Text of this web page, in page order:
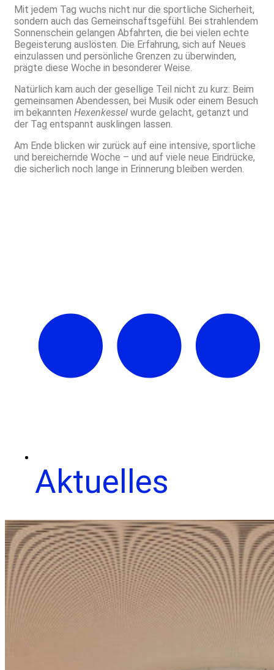
Mit jedem Tag wuchs nicht nur die sportliche Sicherheit,
sondern auch das Gemeinschaftsgefühl. Bei strahlendem
Sonnenschein gelangen Abfahrten, die bei vielen echte
Begeisterung auslösten. Die Erfahrung, sich auf Neues
einzulassen und persönliche Grenzen zu überwinden,
prägte diese Woche in besonderer Weise.
Natürlich kam auch der gesellige Teil nicht zu kurz: Beim
gemeinsamen Abendessen, bei Musik oder einem Besuch
im bekannten Hexenkessel wurde gelacht, getanzt und
der Tag entspannt ausklingen lassen.
Am Ende blicken wir zurück auf eine intensive, sportliche
und bereichernde Woche – und auf viele neue Eindrücke,
die sicherlich noch lange in Erinnerung bleiben werden.
Aktuelles